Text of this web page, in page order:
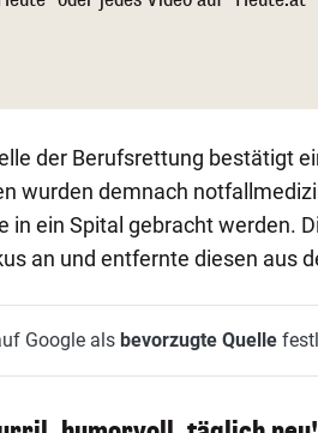
der Berufsrettung bestätigt
wurden demnach
in ein Spital gebracht werden.
an und entfernte diesen aus
Google als bevorzugte Quelle